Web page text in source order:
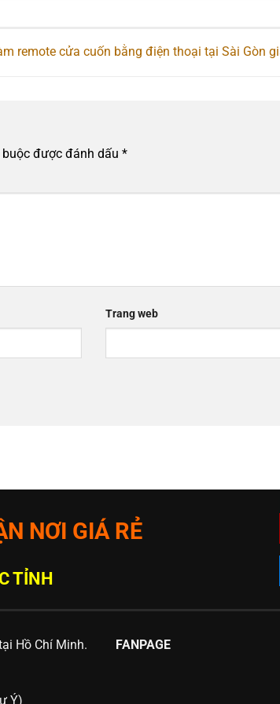
remote cửa cuốn bằng điện thoại tại Sài Gòn
được đánh dấu *
Trang web
NƠI GIÁ RẺ
TỈNH
Hồ Chí Minh.
Ý)
FANPAGE